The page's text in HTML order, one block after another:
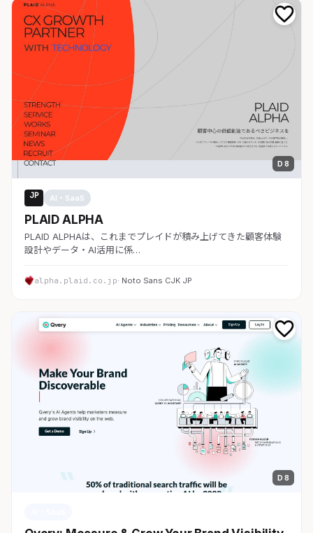
D 8
JP AI・SaaS
PLAID ALPHA
PLAID ALPHAは、これまでプレイドが積み上げてきた顧客体験
設計やデータ・AI活用に係…
alpha.plaid.co.jp· Noto Sans CJK JP
D 8